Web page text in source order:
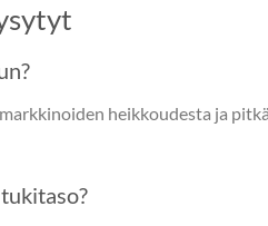
heikkoudesta ja